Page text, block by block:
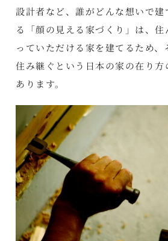
設計者など、誰がどんな想いで建
る「顔の見える家づくり」は、
っていただける家を建てるため
住み継ぐという日本の家の在り方
あります。